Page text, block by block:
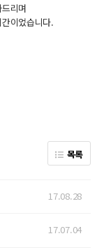
리며
이었습니다.
목록
17.08.28
17.07.04